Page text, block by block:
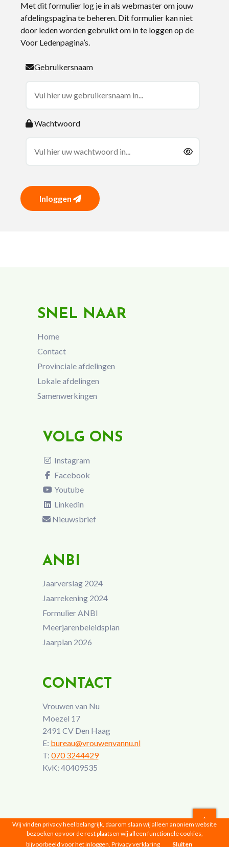
Met dit formulier log je in als webmaster om jouw
afdelingspagina te beheren. Dit formulier kan niet
door leden worden gebruikt om in te loggen op de
Voor Ledenpagina’s.
Gebruikersnaam
Wachtwoord
Inloggen
SNEL NAAR
Home
Contact
Provinciale afdelingen
Lokale afdelingen
Samenwerkingen
VOLG ONS
Instagram
Facebook
Youtube
Linkedin
Nieuwsbrief
ANBI
Jaarverslag 2024
Jaarrekening 2024
Formulier ANBI
Meerjarenbeleidsplan
Jaarplan 2026
CONTACT
Vrouwen van Nu
Moezel 17
2491 CV Den Haag
E: bureau@vrouwenvannu.nl
T: 070 3244429
KvK: 40409535
Vrouwen van Nu © 2026 |Privacyverklaring
Wij vinden privacy heel belangrijk, daarom slaan wij alleen anoniem website
bezoeken op voor de rest plaatsen wij alleen functionele cookies,
bijvoorbeeld voor het inloggen. Privacy verklaring Sluiten